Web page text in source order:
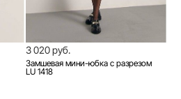
3 020 руб.
Замшевая мини-юбка с разрезом
LU 1418